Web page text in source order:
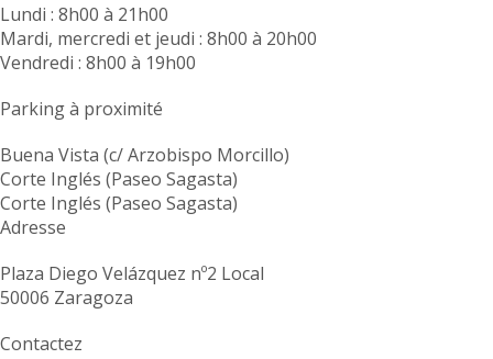
Lundi : 8h00 à 21h00
Mardi, mercredi et jeudi : 8h00 à 20h00
Vendredi : 8h00 à 19h00
Parking à proximité
Buena Vista (c/ Arzobispo Morcillo)
Corte Inglés (Paseo Sagasta)
Corte Inglés (Paseo Sagasta)
Adresse
Plaza Diego Velázquez nº2 Local
50006 Zaragoza
Contactez